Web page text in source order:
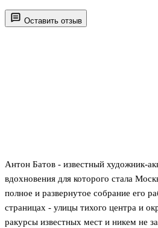
Оставить отзыв
Антон Батов - известный художник-
вдохновения для которого стала
полное и развернутое собрание его
страницах - улицы тихого центра и
ракурсы известных мест и никем не